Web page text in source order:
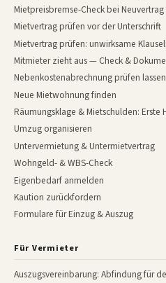
Mietpreisbremse-Check bei Neuvertrag
Mietvertrag prüfen vor der Unterschrift
Mietvertrag prüfen: unwirksame
Mitmieter zieht aus — Check &
Nebenkostenabrechnung prüfen lassen
Neue Mietwohnung finden
Räumungsklage & Mietschulden: Erste
Umzug organisieren
Untervermietung & Untermietvertrag
Wohngeld- & WBS-Check
Eigenbedarf anmelden
Kaution zurückfordern
Formulare für Einzug & Auszug
Für Vermieter
Auszugsvereinbarung: Abfindung für